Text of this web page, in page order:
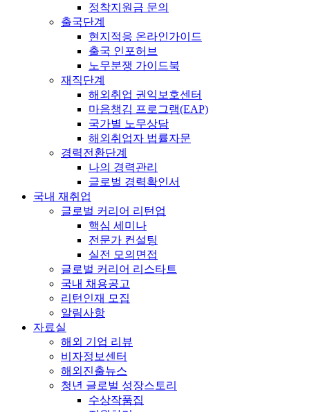
정착지원금 문의
출국단계
현지적응 온라인가이드
출국 인포허브
노무분쟁 가이드북
재직단계
해외취업 권익보호센터
마음챙김 프로그램(EAP)
국가별 노무상담
해외취업자 법률자문
경력전환단계
나의 경력관리
글로벌 경력확인서
국내 재취업
글로벌 커리어 리턴업
핵심 세미나
전문가 컨설팅
실전 모의면접
글로벌 커리어 리스타트
국내 채용공고
리턴인재 모집
알림사항
자료실
해외 기업 리뷰
비자정보센터
해외진출뉴스
청년 글로벌 성장스토리
수상작품집